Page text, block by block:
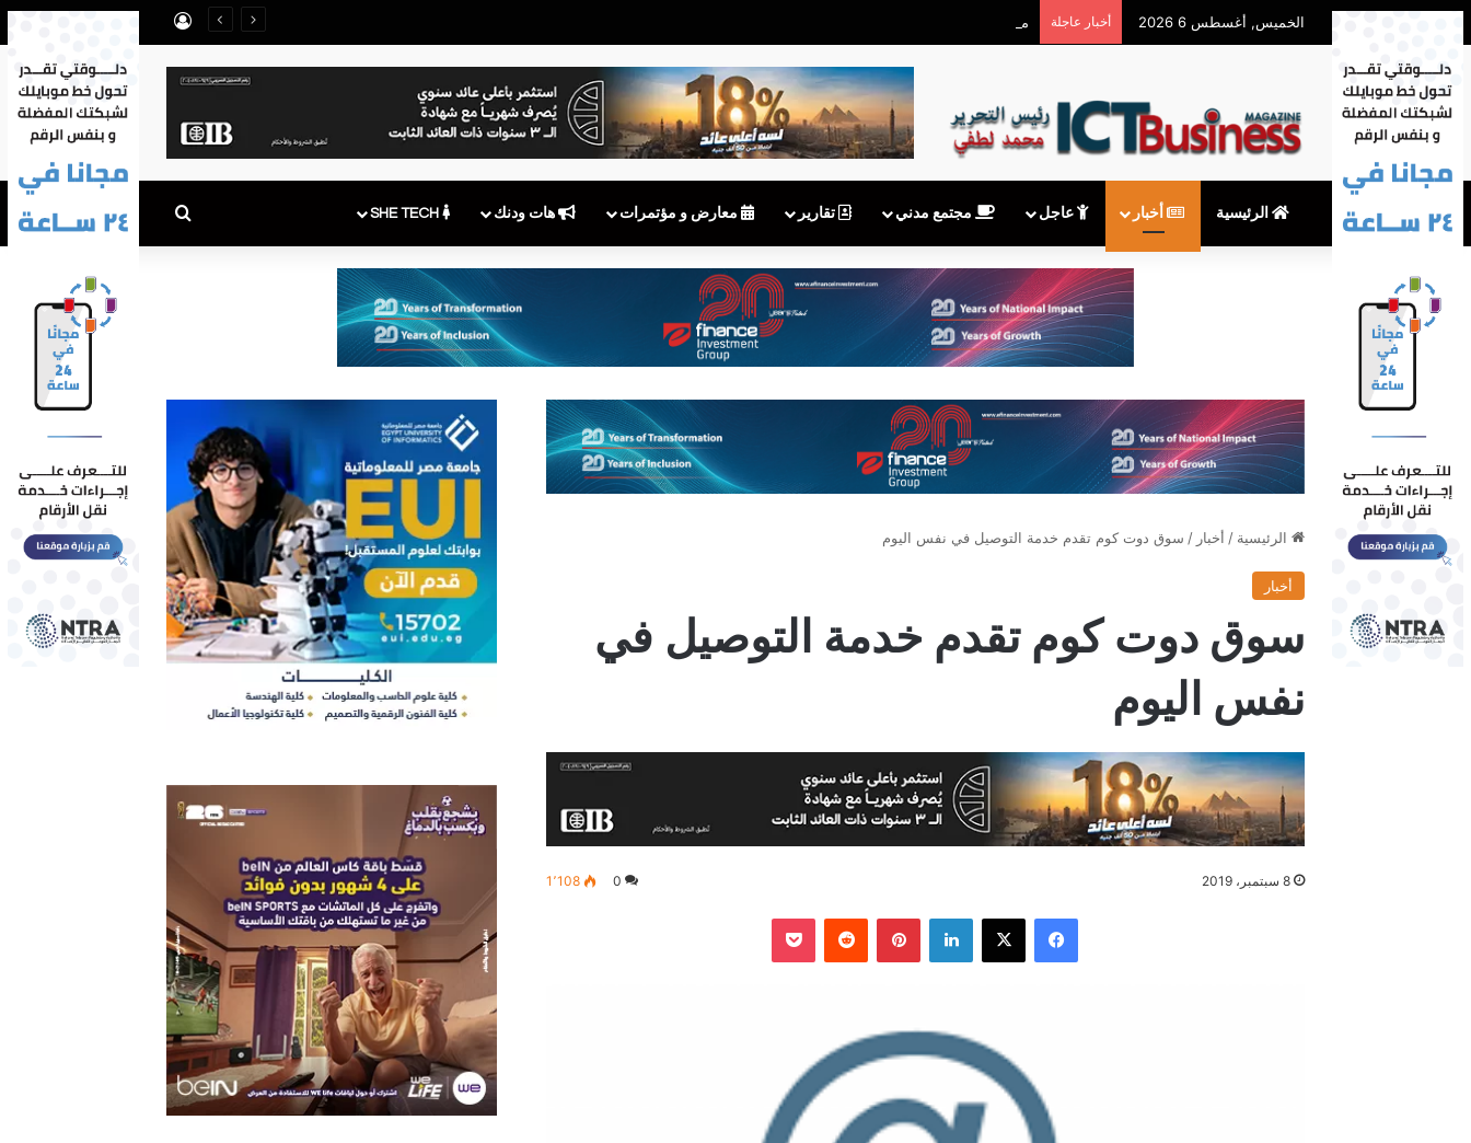
الخميس, أغسطس 6 2026 أخبار عاجلة محمود توفيق يكتب: بعد توقف MyNTRA.. هل يكفي شعار «نقوم بالتحديث»؟ تسجيل الدخول
الرئيسية أخبار عاجل مجتمع مدني تقارير معارض و مؤتمرات هات ودنك بحث عن
الرئيسية / أخبار / سوق دوت كوم تقدم خدمة التوصيل في نفس اليوم
أخبار
سوق دوت كوم تقدم خدمة التوصيل في
نفس اليوم
8 سبتمبر، 2019 0 1٬108
فيسبوك ‫X لينكدإن بينتيريست
‏Reddit
‫Pocket